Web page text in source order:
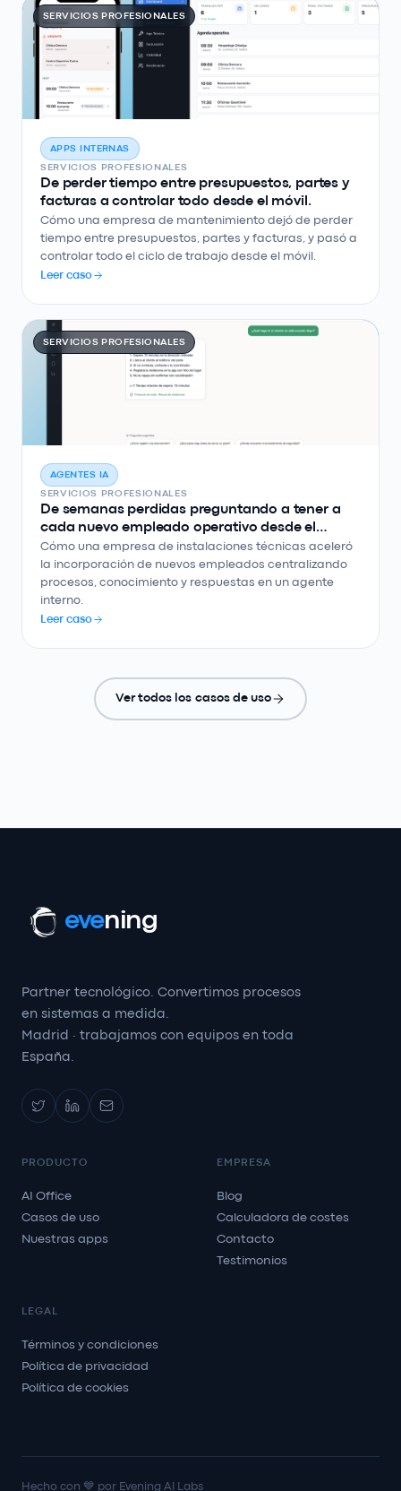
SERVICIOS PROFESIONALES
APPS INTERNAS
SERVICIOS PROFESIONALES
De perder tiempo entre presupuestos, partes y
facturas a controlar todo desde el móvil.
Cómo una empresa de mantenimiento dejó de perder
tiempo entre presupuestos, partes y facturas, y pasó a
controlar todo el ciclo de trabajo desde el móvil.
Leer caso
SERVICIOS PROFESIONALES
AGENTES IA
SERVICIOS PROFESIONALES
De semanas perdidas preguntando a tener a
cada nuevo empleado operativo desde el
primer día
Cómo una empresa de instalaciones técnicas aceleró
la incorporación de nuevos empleados centralizando
procesos, conocimiento y respuestas en un agente
interno.
Leer caso
Ver todos los casos de uso
evening
Partner tecnológico. Convertimos procesos
en sistemas a medida.
Madrid · trabajamos con equipos en toda
España.
PRODUCTO
AI Office
Casos de uso
Nuestras apps
EMPRESA
Blog
Calculadora de costes
Contacto
Testimonios
LEGAL
Términos y condiciones
Política de privacidad
Política de cookies
Hecho con 💙 por Evening AI Labs